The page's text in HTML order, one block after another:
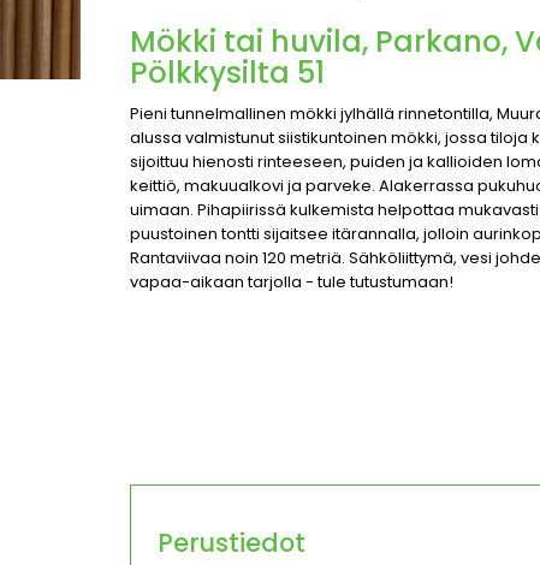
Mökki tai huvila, Parkano,
Pölkkysilta 51
Pieni tunnelmallinen mökki jylhällä rinnetontilla,
alussa valmistunut siistikuntoinen mökki, jossa tiloja
sijoittuu hienosti rinteeseen, puiden ja kallioiden
keittiö, makuualkovi ja parveke. Alakerrassa
uimaan. Pihapiirissä kulkemista helpottaa
puustoinen tontti sijaitsee itärannalla, jolloin
Rantaviivaa noin 120 metriä. Sähköliittymä, vesi
vapaa-aikaan tarjolla - tule tutustumaan!
Perustiedot